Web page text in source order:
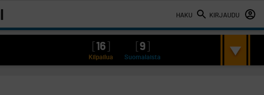
HAKU KIRJAUDU
16 9
Kilpailua Suomalaista